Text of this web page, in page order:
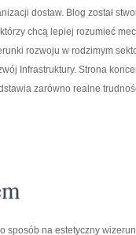
dostaw. Blog został
chcą lepiej rozumieć
rozwoju w rodzimym
Infrastruktury. Strona
zarówno realne
sposób na estetyczny